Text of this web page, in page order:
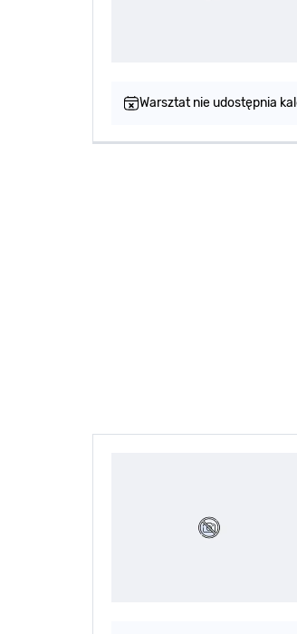
Warsztat nie udostępnia